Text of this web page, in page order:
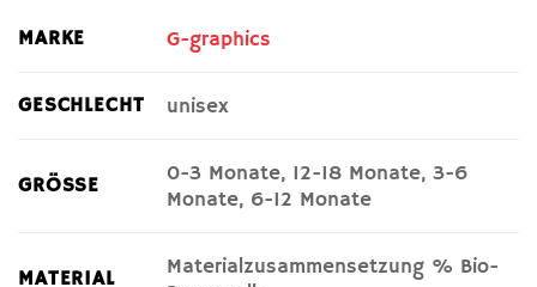
MARKE G-graphics
GESCHLECHT unisex
GRÖSSE
0-3 Monate, 12-18 Monate, 3-6
Monate, 6-12 Monate
MATERIAL
Materialzusammensetzung % Bio-